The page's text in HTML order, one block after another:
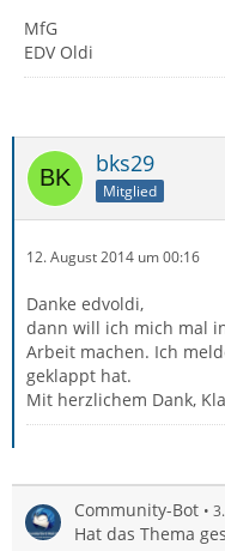
MfG
EDV Oldi
bks29
Mitglied
12. August 2014 um 00:16
Danke edvoldi,
dann will ich mich mal
Arbeit machen. Ich
geklappt hat.
Mit herzlichem Dank,
Community-Bot
Hat das Thema